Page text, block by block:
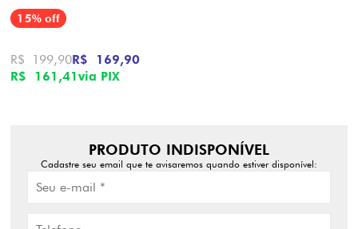
15% off
R$ 161,41via PIX
R$ 199,90R$ 169,90
PRODUTO INDISPONÍVEL
Cadastre seu email que te avisaremos quando estiver disponível: